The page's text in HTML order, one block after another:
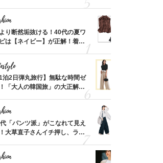
り断然垢抜ける！40代の夏ワ
は【ネイビー】が正解！着回
1泊2日弾丸旅行】無駄な時間ゼ
「大人の韓国旅」の大正解ス
「パンツ派」がこなれて見え
大草直子さんイチ押し、ラク